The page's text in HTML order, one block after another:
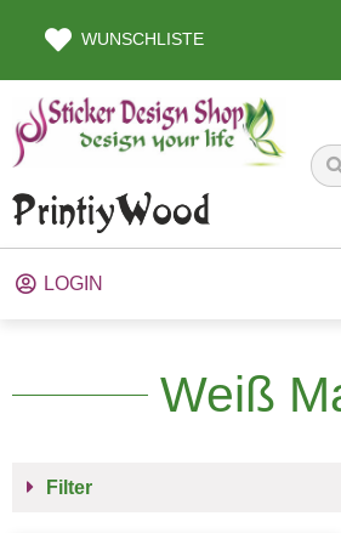
WUNSCHLISTE
LOGIN
Weiß
Filter